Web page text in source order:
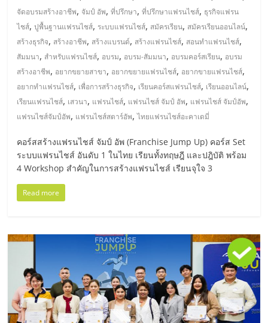
แฟ
รน
ไชส์
ขาย
หน้า
บ้าน
ลงทุน
น้อย
คืน
ทุน
จัดอบรมสร้างอาชีพ, จัมป์ อัพ,ที่ปรึกษา,ที่ปรึกษาแฟรนไชส์, ธุรกิจแฟรน
ไชส์,ปูพื้นฐานแฟรนไชส์, ระบบแฟรนไชส์, สมัครเรียน, สมัครเรียนออนไลน์,
สร้างธุรกิจ, สร้างอาชีพ, สร้างแบรนด์, สร้างแฟรนไชส์, สอนทำแฟรนไชส์,
สัมมนา, สำหรับแฟรนไชส์, อบรม, อบรม-สัมมนา, อบรมคอร์สเรียน, อบรม
สร้างอาชีพ, อยากขยายสาขา, อยากขยายแฟรนไชส์, อยากขายแฟรนไชส์,
อยากทำแฟรนไชส์, เพื่อการสร้างธุรกิจ, เรียนคอร์สแฟรนไชส์, เรียนออนไลน์,
เรียนแฟรนไชส์, เสวนา, แฟรนไชส์, แฟรนไชส์ จัมป์ อัพ, แฟรนไชส์ จัมป์อัพ,
แฟรนไชส์จัมป์อัพ, แฟรนไชส์สตาร์อัพ,ไทยแฟรนไชส์อะคาเดมี่
คอร์สสร้างแฟรนไชส์ จัมป์ อัพ (Franchise Jump Up) คอร์ส Set
ระบบแฟรนไชส์ อันดับ 1 ในไทย เรียนทั้งทฤษฎี และปฎิบัติ พร้อม
4 Workshop สำคัญในการสร้างแฟรนไชส์ เรียนจุใจ 3
Read more